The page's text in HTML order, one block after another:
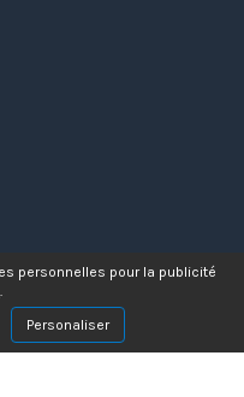
personnelles pour la publicité
.
Personaliser